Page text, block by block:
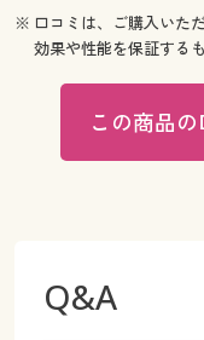
※ 口コミは、ご購入いた
効果や性能を保証する
この商品
Q&A